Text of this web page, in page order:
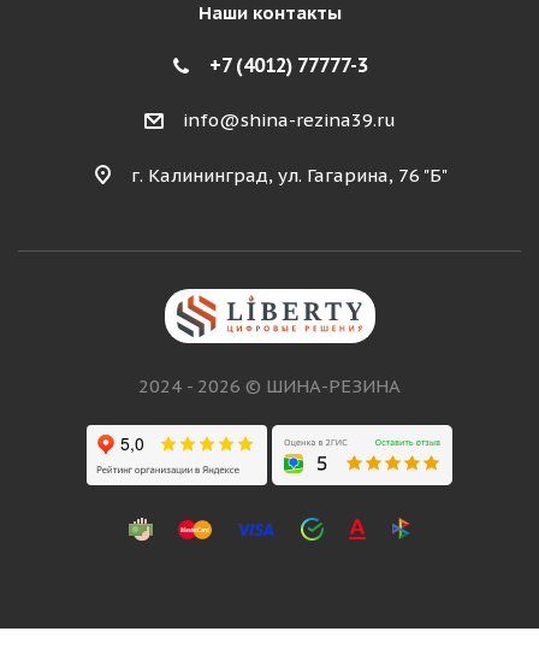
Наши контакты
+7 (4012) 77777-3
info@shina-rezina39.ru
г. Калининград, ул. Гагарина, 76 "Б"
2024 - 2026 © ШИНА-РЕЗИНА